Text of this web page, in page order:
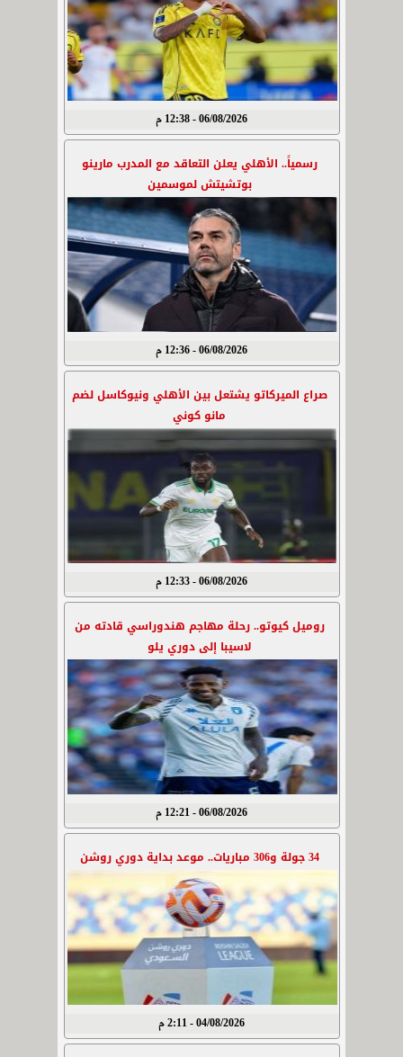
06/08/2026 - 12:38 م
رسمياً.. الأهلي يعلن التعاقد مع المدرب مارينو
بوتشيتش لموسمين
06/08/2026 - 12:36 م
صراع الميركاتو يشتعل بين الأهلي ونيوكاسل لضم
مانو كوني
06/08/2026 - 12:33 م
روميل كيوتو.. رحلة مهاجم هندوراسي قادته من
لاسيبا إلى دوري يلو
06/08/2026 - 12:21 م
34 جولة و306 مباريات.. موعد بداية دوري روشن
04/08/2026 - 2:11 م